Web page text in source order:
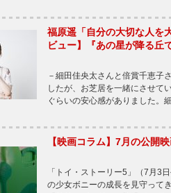
福原遥「自分の大切な人を
ビュー】『あの星が降る丘
－細田佳央太さんと倍賞千恵
したが、お芝居を一緒にさせて
ぐらいの安心感がありました。
【映画コラム】7月の公開
「トイ・ストーリー5」（7月
の少女ボニーの成長を見守って